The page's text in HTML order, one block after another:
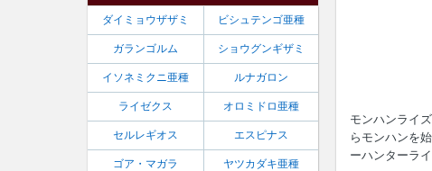
モンハンライ
らモンハンを
ーハンターラ
ダイミョウザザミ ビシュテンゴ亜種
ガランゴルム ショウグンギザミ
イソネミクニ亜種 ルナガロン
ライゼクス オロミドロ亜種
セルレギオス エスピナス
ゴア・マガラ ヤツカダキ亜種